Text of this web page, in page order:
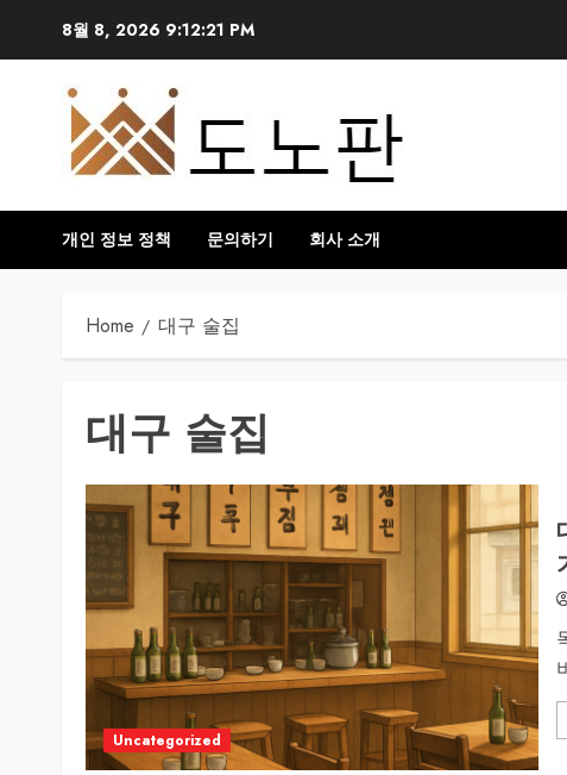
8월 8, 2026 9:12:22 PM
개인 정보 정책 문의하기 회사 소개
Home 대구 술집
대구 술집
Uncategorized